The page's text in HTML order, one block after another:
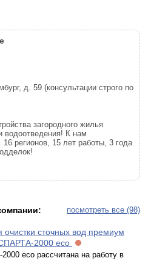
д. 59 (консультации строго по
загородного жилья
водоотведения! К нам
регионов, 15 лет работы, 3 года
посмотреть все (98)
очистки сточных вод премиум
2000 eco
eco рассчитана на работу в